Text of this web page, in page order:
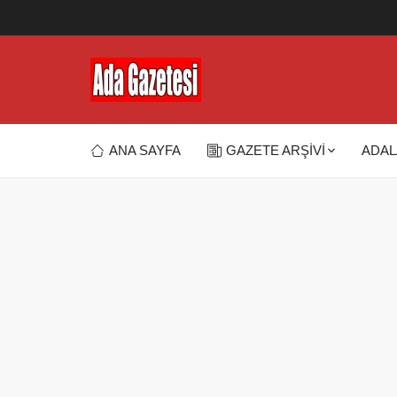
ANA SAYFA GAZETE ARŞİVİ